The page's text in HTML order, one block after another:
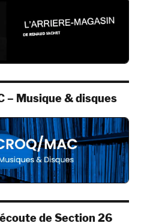
– Musique & disques
de Section 26